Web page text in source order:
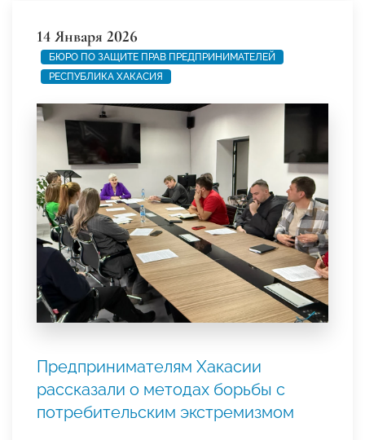
14 Января 2026
БЮРО ПО ЗАЩИТЕ ПРАВ ПРЕДПРИНИМАТЕЛЕЙ
РЕСПУБЛИКА ХАКАСИЯ
Предпринимателям Хакасии
рассказали о методах борьбы с
потребительским экстремизмом